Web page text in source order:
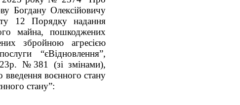
Богдану Олексійовичу
12 Порядку надання
майна, пошкоджених
збройною агресією
“єВідновлення”,
№381 (зі змінами),
воєнного стану
стану”: